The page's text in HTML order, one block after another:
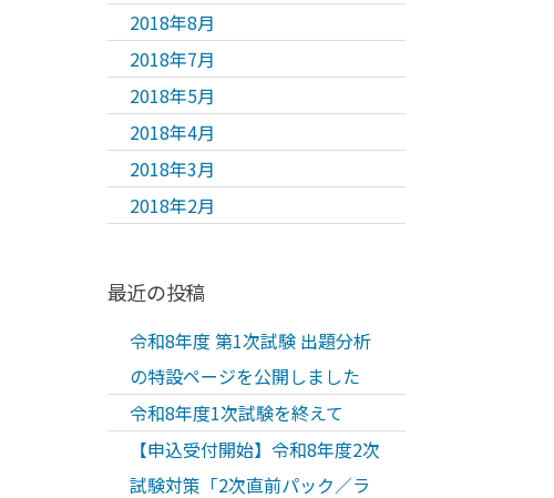
2018年8月
2018年7月
2018年5月
2018年4月
2018年3月
2018年2月
最近の投稿
令和8年度 第1次試験 出題分析
の特設ページを公開しました
令和8年度1次試験を終えて
【申込受付開始】令和8年度2次
試験対策「2次直前パック／ラ